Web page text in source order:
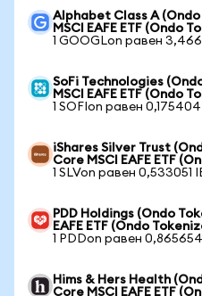
Alphabet Class A
MSCI EAFE ETF (Ondo
1 GOOGLon равен
SoFi Technologies
MSCI EAFE ETF (Ondo
1 SOFIon равен 0,175404
iShares Silver Trust
Core MSCI EAFE ETF
1 SLVon равен 0,533051
PDD Holdings (Ondo
EAFE ETF (Ondo
1 PDDon равен
Hims & Hers Health
Core MSCI EAFE ETF